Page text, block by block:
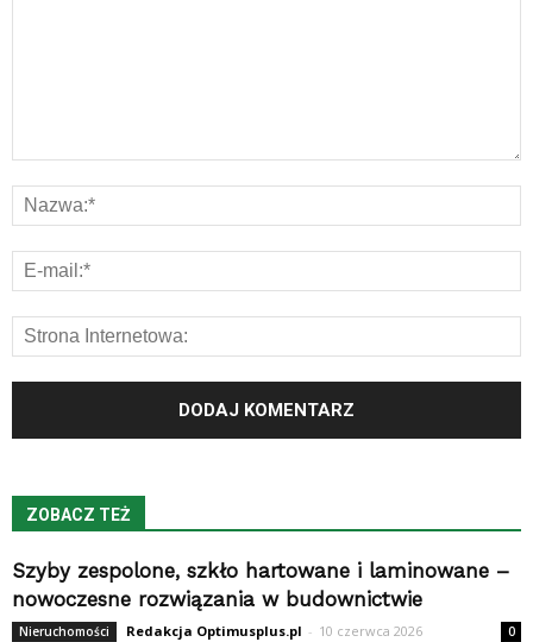
ZOBACZ TEŻ
Szyby zespolone, szkło hartowane i laminowane –
nowoczesne rozwiązania w budownictwie
Nieruchomości Redakcja Optimusplus.pl - 10 czerwca 2026 0